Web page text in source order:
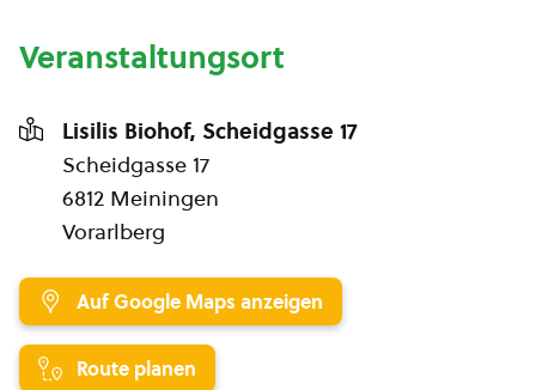
Veranstaltungsort
Lisilis Biohof, Scheidgasse 17
Scheidgasse 17
6812 Meiningen
Vorarlberg
Auf Google Maps anzeigen
Route planen